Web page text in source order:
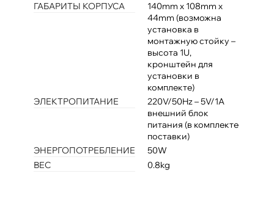
ГАБАРИТЫ КОРПУСА
140mm x 108mm x
44mm (возможна
установка в
монтажную стойку –
высота 1U,
кронштейн для
установки в
комплекте)
ЭЛЕКТРОПИТАНИЕ
220V/50Hz – 5V/1A
внешний блок
питания (в комплекте
поставки)
ЭНЕРГОПОТРЕБЛЕНИЕ
50W
ВЕС
0.8kg